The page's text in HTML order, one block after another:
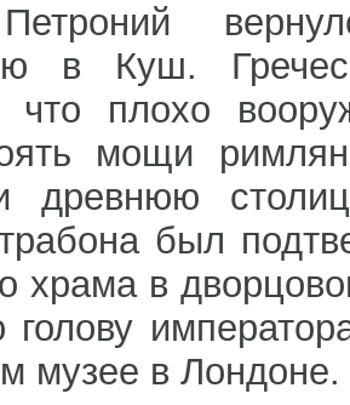
в Куш.
что плохо
мощи
древнюю
был
храма в
голову
музее в Лондоне.